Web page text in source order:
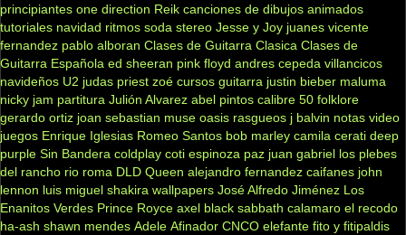
principiantes one direction Reik canciones de dibujos animados
tutoriales navidad ritmos soda stereo Jesse y Joy juanes vicente
fernandez pablo alboran Clases de Guitarra Clasica Clases de
Guitarra Española ed sheeran pink floyd andres cepeda villancicos
navideños U2 judas priest zoé cursos guitarra justin bieber maluma
nicky jam partitura Julión Alvarez abel pintos calibre 50 folklore
gerardo ortiz joan sebastian muse oasis rasgueos j balvin notas video
juegos Enrique Iglesias Romeo Santos bob marley camila cerati deep
purple Sin Bandera coldplay coti espinoza paz juan gabriel los plebes
del rancho rio roma DLD Queen alejandro fernandez caifanes john
lennon luis miguel shakira wallpapers José Alfredo Jiménez Los
Enanitos Verdes Prince Royce axel black sabbath calamaro el recodo
ha-ash shawn mendes Adele Afinador CNCO elefante fito y fitipaldis